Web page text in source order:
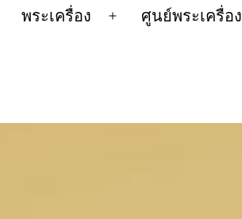
Open
พระเครื่อง
Open
ศูนย์พระเครื่อง